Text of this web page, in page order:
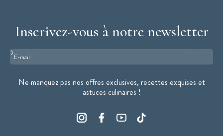
Inscrivez-vous à notre newsletter
Format : adresse@email.com
Ne manquez pas nos offres exclusives, recettes exquises et
astuces culinaires !